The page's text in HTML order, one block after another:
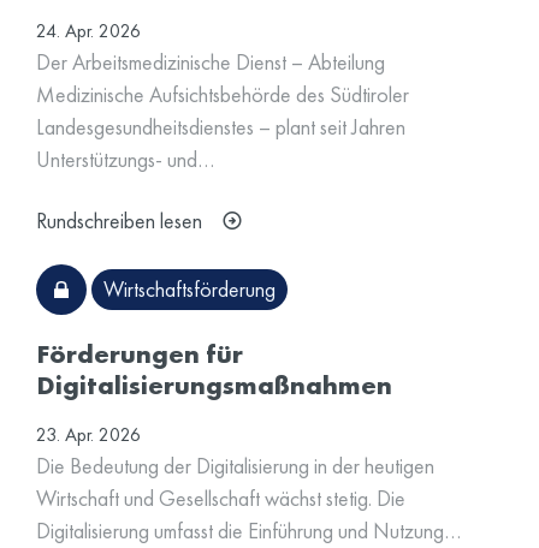
24. Apr. 2026
Der Arbeitsmedizinische Dienst – Abteilung
Medizinische Aufsichtsbehörde des Südtiroler
Landesgesundheitsdienstes – plant seit Jahren
Unterstützungs- und…
Rundschreiben lesen
Wirtschaftsförderung
Förderungen für
Digitalisierungsmaßnahmen
23. Apr. 2026
Die Bedeutung der Digitalisierung in der heutigen
Wirtschaft und Gesellschaft wächst stetig. Die
Digitalisierung umfasst die Einführung und Nutzung…